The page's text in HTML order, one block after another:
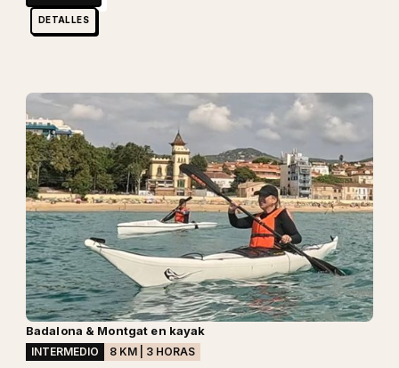
DETALLES
Badalona & Montgat en kayak
INTERMEDIO 8 KM | 3 HORAS